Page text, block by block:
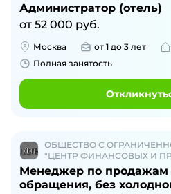
Администратор (отель)
от 52 000 руб.
Москва от 1 до 3 лет
Полная занятость
ОБЩЕСТВО С
"ЦЕНТР ФИНАНСОВЫХ И
Менеджер по
обращения, без